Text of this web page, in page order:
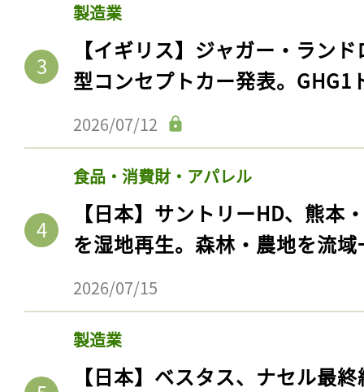
製造業
【イギリス】ジャガー・ラン
型コンセプトカー発表。GHG1
2026/07/12
食品・消費財・アパレル
【日本】サントリーHD、熊本
を湿地再生。森林・農地を流
2026/07/15
製造業
【日本】ベスタス、ナセル最
記事をお気に入りに